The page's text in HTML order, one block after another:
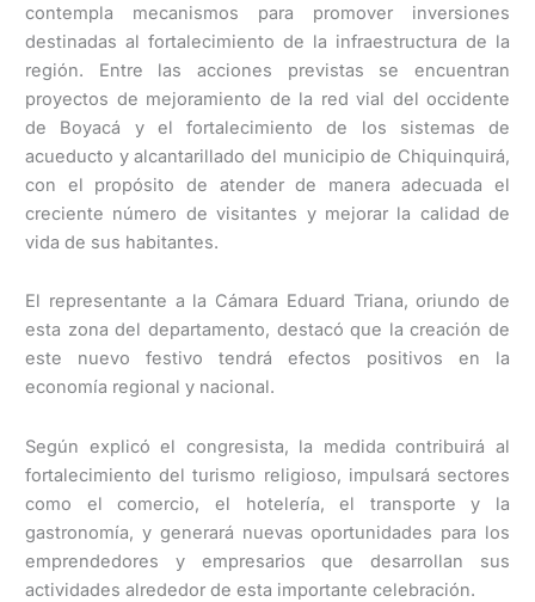
contempla mecanismos para promover inversiones
destinadas al fortalecimiento de la infraestructura de la
región. Entre las acciones previstas se encuentran
proyectos de mejoramiento de la red vial del occidente
de Boyacá y el fortalecimiento de los sistemas de
acueducto y alcantarillado del municipio de Chiquinquirá,
con el propósito de atender de manera adecuada el
creciente número de visitantes y mejorar la calidad de
vida de sus habitantes.
El representante a la Cámara Eduard Triana, oriundo de
esta zona del departamento, destacó que la creación de
este nuevo festivo tendrá efectos positivos en la
economía regional y nacional.
Según explicó el congresista, la medida contribuirá al
fortalecimiento del turismo religioso, impulsará sectores
como el comercio, el hotelería, el transporte y la
gastronomía, y generará nuevas oportunidades para los
emprendedores y empresarios que desarrollan sus
actividades alrededor de esta importante celebración.